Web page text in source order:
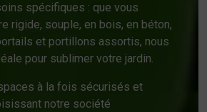
spécifiques : que vous
rigide, souple, en bois, en béton,
et portillons assortis, nous
pour sublimer votre jardin.
à la fois sécurisés et
notre société